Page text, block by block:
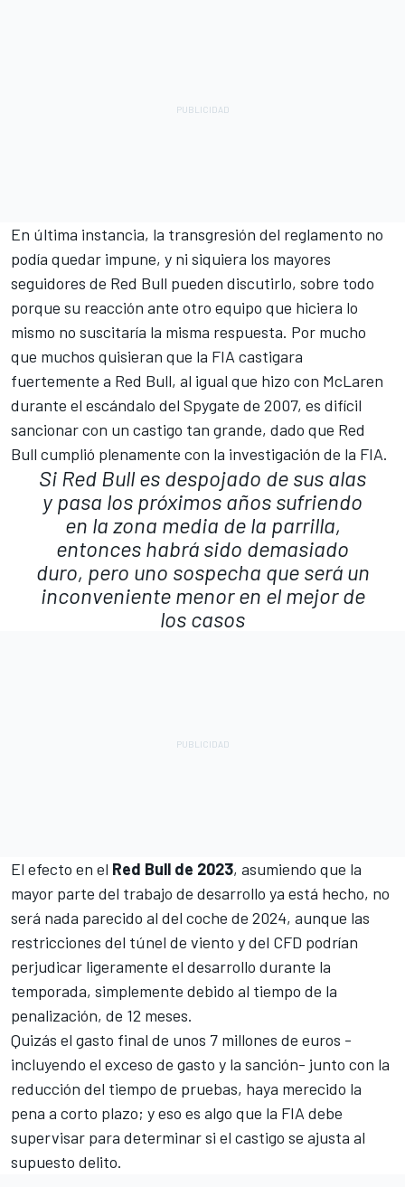
En última instancia, la transgresión del reglamento no
podía quedar impune, y ni siquiera los mayores
seguidores de Red Bull pueden discutirlo, sobre todo
porque su reacción ante otro equipo que hiciera lo
mismo no suscitaría la misma respuesta. Por mucho
que muchos quisieran que la FIA castigara
fuertemente a Red Bull, al igual que hizo con McLaren
durante el escándalo del Spygate de 2007, es difícil
sancionar con un castigo tan grande, dado que Red
Bull cumplió plenamente con la investigación de la FIA.
Si Red Bull es despojado de sus alas
y pasa los próximos años sufriendo
en la zona media de la parrilla,
entonces habrá sido demasiado
duro, pero uno sospecha que será un
inconveniente menor en el mejor de
los casos
El efecto en el Red Bull de 2023, asumiendo que la
mayor parte del trabajo de desarrollo ya está hecho, no
será nada parecido al del coche de 2024, aunque las
restricciones del túnel de viento y del CFD podrían
perjudicar ligeramente el desarrollo durante la
temporada, simplemente debido al tiempo de la
penalización, de 12 meses.
Quizás el gasto final de unos 7 millones de euros -
incluyendo el exceso de gasto y la sanción- junto con la
reducción del tiempo de pruebas, haya merecido la
pena a corto plazo; y eso es algo que la FIA debe
supervisar para determinar si el castigo se ajusta al
supuesto delito.